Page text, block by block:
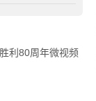
利80周年微视频